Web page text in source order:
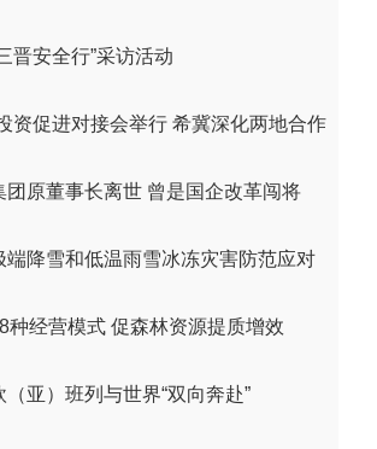
晋安全行”采访活动
资促进对接会举行 希冀深化两地合作
团原董事长离世 曾是国企改革闯将
端降雪和低温雨雪冰冻灾害防范应对
种经营模式 促森林资源提质增效
（亚）班列与世界“双向奔赴”